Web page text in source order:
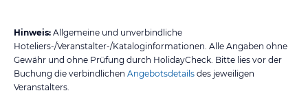
Hinweis: Allgemeine und unverbindliche
Hoteliers-/Veranstalter-/Kataloginformationen. Alle Angaben ohne
Gewähr und ohne Prüfung durch HolidayCheck. Bitte lies vor der
Buchung die verbindlichen Angebotsdetails des jeweiligen
Veranstalters.